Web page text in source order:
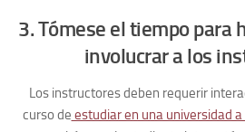
3. Tómese el tiempo para
involucrar a los
Los instructores deben requerir
curso de estudiar en una universidad